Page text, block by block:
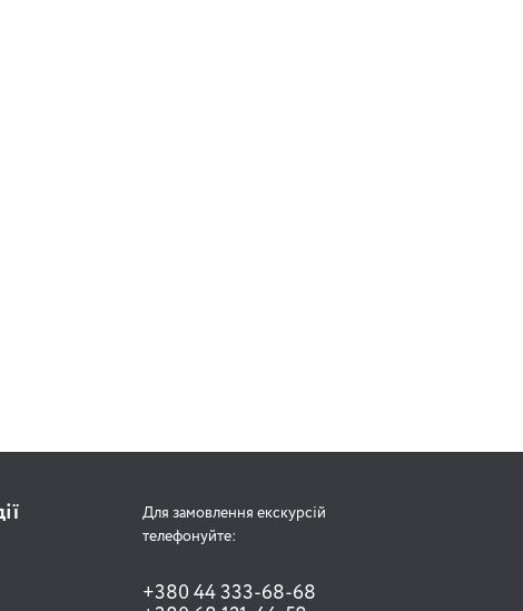
Для замовлення екскурсій
телефонуйте:
+380 44 333-68-68